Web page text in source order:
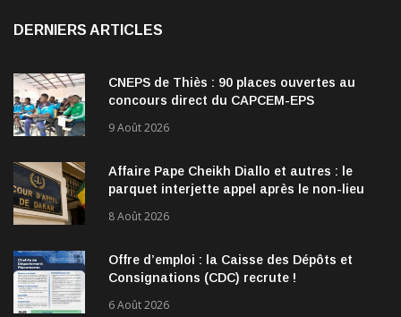
DERNIERS ARTICLES
CNEPS de Thiès : 90 places ouvertes au
concours direct du CAPCEM-EPS
9 Août 2026
Affaire Pape Cheikh Diallo et autres : le
parquet interjette appel après le non-lieu
8 Août 2026
Offre d’emploi : la Caisse des Dépôts et
Consignations (CDC) recrute !
6 Août 2026